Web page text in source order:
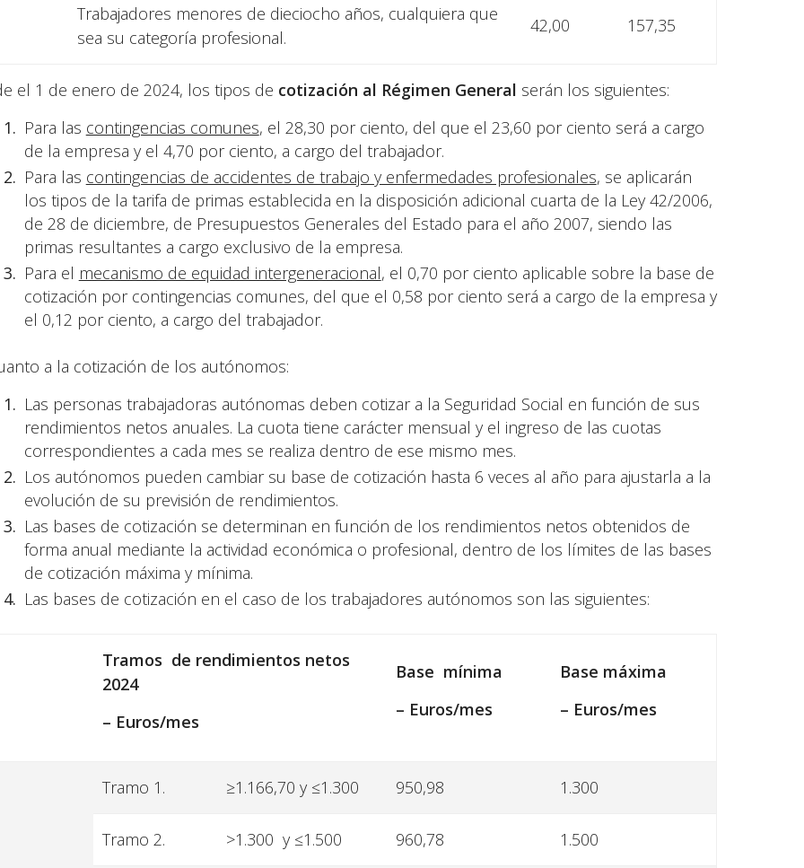
Trabajadores menores de dieciocho años, cualquiera que
sea su categoría profesional.
42,00 157,35
el 1 de enero de 2024, los tipos de cotización al Régimen General serán los siguientes:
Para las contingencias comunes, el 28,30 por ciento, del que el 23,60 por ciento será a cargo
de la empresa y el 4,70 por ciento, a cargo del trabajador.
Para las contingencias de accidentes de trabajo y enfermedades profesionales, se aplicarán
los tipos de la tarifa de primas establecida en la disposición adicional cuarta de la Ley 42/2006,
de 28 de diciembre, de Presupuestos Generales del Estado para el año 2007, siendo las
primas resultantes a cargo exclusivo de la empresa.
Para el mecanismo de equidad intergeneracional, el 0,70 por ciento aplicable sobre la base de
cotización por contingencias comunes, del que el 0,58 por ciento será a cargo de la empresa y
el 0,12 por ciento, a cargo del trabajador.
a la cotización de los autónomos:
Las personas trabajadoras autónomas deben cotizar a la Seguridad Social en función de sus
rendimientos netos anuales. La cuota tiene carácter mensual y el ingreso de las cuotas
correspondientes a cada mes se realiza dentro de ese mismo mes.
Los autónomos pueden cambiar su base de cotización hasta 6 veces al año para ajustarla a la
evolución de su previsión de rendimientos.
Las bases de cotización se determinan en función de los rendimientos netos obtenidos de
forma anual mediante la actividad económica o profesional, dentro de los límites de las bases
de cotización máxima y mínima.
Las bases de cotización en el caso de los trabajadores autónomos son las siguientes:
Tramos de rendimientos netos
2024
– Euros/mes
Base mínima
– Euros/mes
Base máxima
– Euros/mes
Tramo 1. ≥1.166,70 y ≤1.300 950,98 1.300
Tramo 2. >1.300 y ≤1.500 960,78 1.500